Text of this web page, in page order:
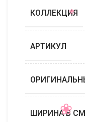
КОЛЛЕКЦИЯ
АРТИКУЛ
ШИРИНА В СМ